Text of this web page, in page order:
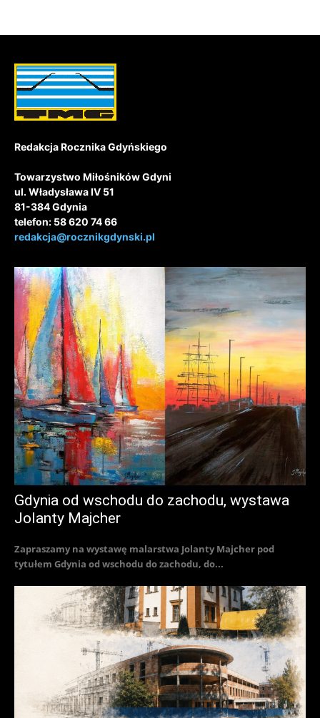
Redakcja Rocznika Gdyńskiego
Towarzystwo Miłośników Gdyni
ul. Władysława IV 51
81-384 Gdynia
telefon: 58 620 74 66
redakcja@rocznikgdynski.pl
Gdynia od wschodu do zachodu, wystawa
Jolanty Majcher
Zapraszamy na wystawę malarstwa Jolanty Majcher pod
tytułem Gdynia od wschodu do zachodu, do...